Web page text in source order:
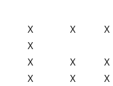
X X
X
X
X X
X
X X
X